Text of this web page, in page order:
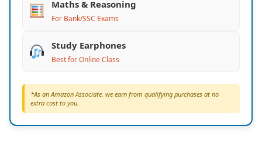
Maths & Reasoning
For Bank/SSC Exams
Study Earphones
Best for Online Class
*As an Amazon Associate, we earn from qualifying purchases at no
extra cost to you.